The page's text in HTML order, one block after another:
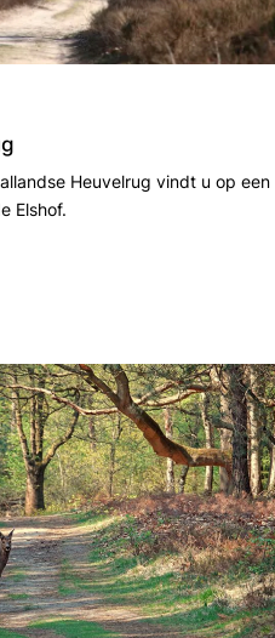
Heuvelrug vindt u op
Elshof.